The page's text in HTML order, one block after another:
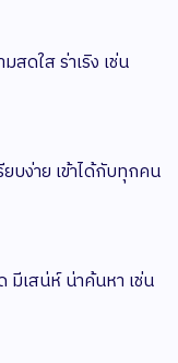
ดใส ร่าเริง เช่น
บง่าย เข้าได้กับทุกคน
เสน่ห์ น่าค้นหา เช่น